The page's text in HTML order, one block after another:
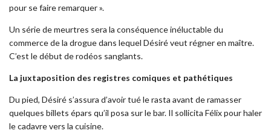
pour se faire remarquer ».
Un série de meurtres sera la conséquence inéluctable du
commerce de la drogue dans lequel Désiré veut régner en maître.
C’est le début de rodéos sanglants.
La juxtaposition des registres comiques et pathétiques
Du pied, Désiré s’assura d’avoir tué le rasta avant de ramasser
quelques billets épars qu’il posa sur le bar. Il sollicita Félix pour haler
le cadavre vers la cuisine.